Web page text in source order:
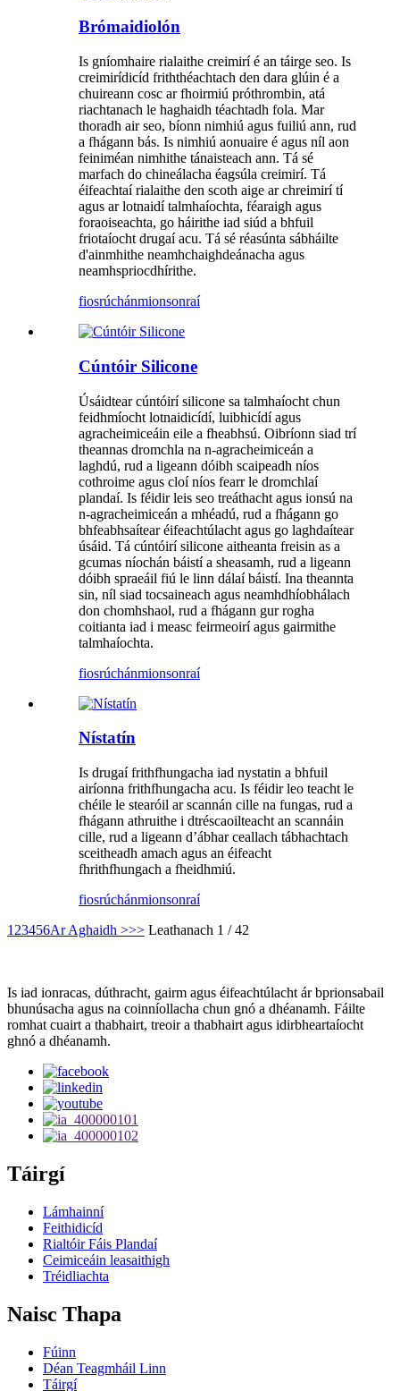
Brómaidiolón
Is gníomhaire rialaithe creimirí é an táirge seo. Is
creimirídicíd friththéachtach den dara glúin é a
chuireann cosc ​​ar fhoirmiú próthrombin, atá
riachtanach le haghaidh téachtadh fola. Mar
thoradh air seo, bíonn nimhiú agus fuiliú ann, rud
a fhágann bás. Is nimhiú aonuaire é agus níl aon
feiniméan nimhithe tánaisteach ann. Tá sé
marfach do chineálacha éagsúla creimirí. Tá
éifeachtaí rialaithe den scoth aige ar chreimirí tí
agus ar lotnaidí talmhaíochta, féaraigh agus
foraoiseachta, go háirithe iad siúd a bhfuil
friotaíocht drugaí acu. Tá sé réasúnta sábháilte
d'ainmhithe neamhchaighdeánacha agus
neamhspriocdhírithe.
fiosrúchánmionsonraí
Cúntóir Silicone
Úsáidtear cúntóirí silicone sa talmhaíocht chun
feidhmíocht lotnaidicídí, luibhicídí agus
agracheimiceáin eile a fheabhsú. Oibríonn siad trí
theannas dromchla na n-agracheimiceán a
laghdú, rud a ligeann dóibh scaipeadh níos
cothroime agus cloí níos fearr le dromchlaí
plandaí. Is féidir leis seo treáthacht agus ionsú na
n-agracheimiceán a mhéadú, rud a fhágann go
bhfeabhsaítear éifeachtúlacht agus go laghdaítear
úsáid. Tá cúntóirí silicone aitheanta freisin as a
gcumas níochán báistí a sheasamh, rud a ligeann
dóibh spraeáil fiú le linn dálaí báistí. Ina theannta
sin, níl siad tocsaineach agus neamhdhíobhálach
don chomhshaol, rud a fhágann gur rogha
coitianta iad i measc feirmeoirí agus gairmithe
talmhaíochta.
fiosrúchánmionsonraí
Nístatín
Is drugaí frithfhungacha iad nystatin a bhfuil
airíonna frithfhungacha acu. Is féidir leo teacht le
chéile le stearóil ar scannán cille na fungas, rud a
fhágann athruithe i dtréscaoilteacht an scannáin
cille, rud a ligeann d’ábhar ceallach tábhachtach
sceitheadh ​​amach agus an éifeacht
fhrithfhungach a fheidhmiú.
fiosrúchánmionsonraí
1 23456Ar Aghaidh >>> Leathanach 1 / 42
Is iad ionracas, dúthracht, gairm agus éifeachtúlacht ár bprionsabail
bhunúsacha agus na coinníollacha chun gnó a dhéanamh. Fáilte
romhat cuairt a thabhairt, treoir a thabhairt agus idirbheartaíocht
ghnó a dhéanamh.
Táirgí
Lámhainní
Feithidicíd
Rialtóir Fáis Plandaí
Ceimiceáin leasaithigh
Tréidliachta
Naisc Thapa
Fúinn
Déan Teagmháil Linn
Táirgí